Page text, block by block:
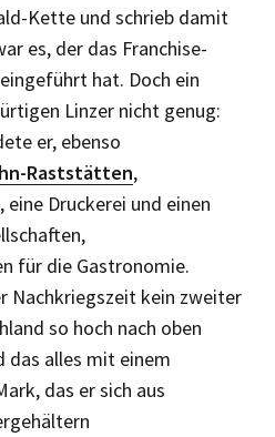
Kette und schrieb damit
es, der das Franchise-
hat. Doch ein
Linzer nicht genug:
er, ebenso
Raststätten,
Druckerei und einen
für die Gastronomie.
Nachkriegszeit kein zweiter
so hoch nach oben
das alles mit einem
das er sich aus